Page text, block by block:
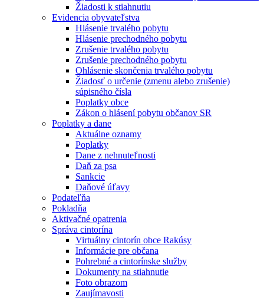
Žiadosti k stiahnutiu
Evidencia obyvateľstva
Hlásenie trvalého pobytu
Hlásenie prechodného pobytu
Zrušenie trvalého pobytu
Zrušenie prechodného pobytu
Ohlásenie skončenia trvalého pobytu
Žiadosť o určenie (zmenu alebo zrušenie)
súpisného čísla
Poplatky obce
Zákon o hlásení pobytu občanov SR
Poplatky a dane
Aktuálne oznamy
Poplatky
Dane z nehnuteľnosti
Daň za psa
Sankcie
Daňové úľavy
Podateľňa
Pokladňa
Aktivačné opatrenia
Správa cintorína
Virtuálny cintorín obce Rakúsy
Informácie pre občana
Pohrebné a cintorínske služby
Dokumenty na stiahnutie
Foto obrazom
Zaujímavosti